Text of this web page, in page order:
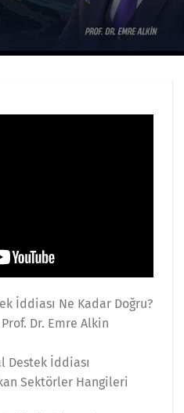
İddiası Ne Kadar Doğru?
Dr. Emre Alkin
Destek İddiası
Sektörler Hangileri